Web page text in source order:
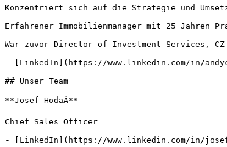
Konzentriert sich auf die Strategie und
Erfahrener Immobilienmanager mit 25 Jahren
War zuvor Director of Investment Services,
- [LinkedIn](https://www.linkedin.com/in/
## Unser Team
**Josef HodaÄ**
Chief Sales Officer
- [LinkedIn](https://www.linkedin.com/in/